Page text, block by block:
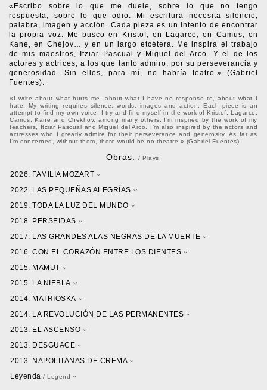
«Escribo sobre lo que me duele, sobre lo que no tengo
respuesta, sobre lo que odio. Mi escritura necesita silencio,
palabra, imagen y acción. Cada pieza es un intento de encontrar
la propia voz. Me busco en Kristof, en Lagarce, en Camus, en
Kane, en Chéjov… y en un largo etcétera. Me inspira el trabajo
de mis maestros, Itziar Pascual y Miguel del Arco. Y el de los
actores y actrices, a los que tanto admiro, por su perseverancia y
generosidad. Sin ellos, para mí, no habría teatro.» (Gabriel
Fuentes).
«I write about what hurts me, about what I have no response to, about what I
hate. My writing requires silence, words, images and action. Each piece is an
attempt to find my own voice. I try and find myself in the work of Kristof, Lagarce,
Camus, Kane and Chekhov, among many others. I’m inspired by the work of my
teachers, Itziar Pascual and Miguel del Arco. I’m also inspired by the actors and
actresses who I greatly admire for their perseverance and generosity. As far as
I’m concerned, without them, there would be no theatre.» (Gabriel Fuentes).
Obras. / Plays.
2026. FAMILIA MOZART
2022. LAS PEQUEÑAS ALEGRÍAS
2019. TODA LA LUZ DEL MUNDO
2018. PERSEIDAS
2017. LAS GRANDES ALAS NEGRAS DE LA MUERTE
2016. CON EL CORAZÓN ENTRE LOS DIENTES
2015. MAMUT
2015. LA NIEBLA
2014. MATRIOSKA
2014. LA REVOLUCIÓN DE LAS PERMANENTES
2013. EL ASCENSO
2013. DESGUACE
2013. NAPOLITANAS DE CREMA
Leyenda / Legend